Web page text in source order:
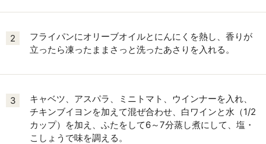
2
フライパンにオリーブオイルとにんにくを熱し、香りが
立ったら凍ったままさっと洗ったあさりを入れる。
3
キャベツ、アスパラ、ミニトマト、ウインナーを入れ、
チキンブイヨンを加えて混ぜ合わせ、白ワインと水（1/2
カップ）を加え、ふたをして6～7分蒸し煮にして、塩・
こしょうで味を調える。